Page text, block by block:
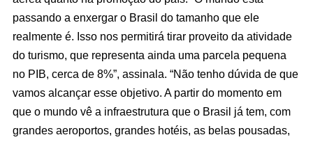
passando a enxergar o Brasil do tamanho que ele
realmente é. Isso nos permitirá tirar proveito da atividade
do turismo, que representa ainda uma parcela pequena
no PIB, cerca de 8%”, assinala. “Não tenho dúvida de que
vamos alcançar esse objetivo. A partir do momento em
que o mundo vê a infraestrutura que o Brasil já tem, com
grandes aeroportos, grandes hotéis, as belas pousadas,